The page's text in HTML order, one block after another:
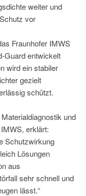
weiter und
vor
Fraunhofer IMWS
Guard entwickelt
wird ein stabiler
gezielt
schützt.
und
erklärt:
Schutzwirkung
Lösungen
aus
sehr schnell und
lässt.“